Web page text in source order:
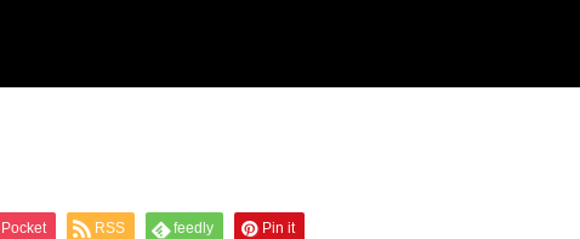
Pocket RSS feedly Pin it